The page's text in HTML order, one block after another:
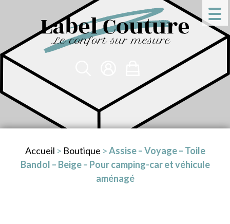
Accueil > Boutique >Assise – Voyage – Toile
Bandol – Beige – Pour camping-car et véhicule
aménagé